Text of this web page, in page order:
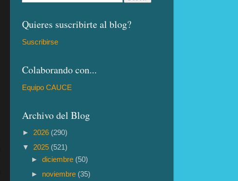
Quieres suscribirte al blog?
Suscribirse
Colaborando con...
Equipo CAUCE
Archivo del Blog
► 2026 (290)
▼ 2025 (521)
►diciembre (50)
► noviembre (35)